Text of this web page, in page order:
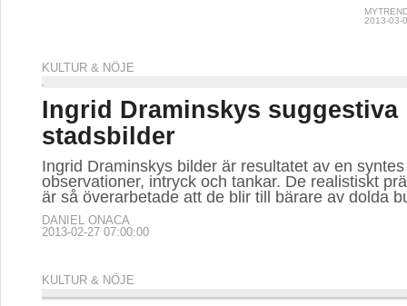
2013-03-
KULTUR & NÖJE
Ingrid Draminskys suggestiva
stadsbilder
Ingrid Draminskys bilder är resultatet av en
observationer, intryck och tankar. De realistiskt
är så överarbetade att de blir till bärare av dolda
DANIEL ONACA
2013-02-27 07:00:00
KULTUR & NÖJE